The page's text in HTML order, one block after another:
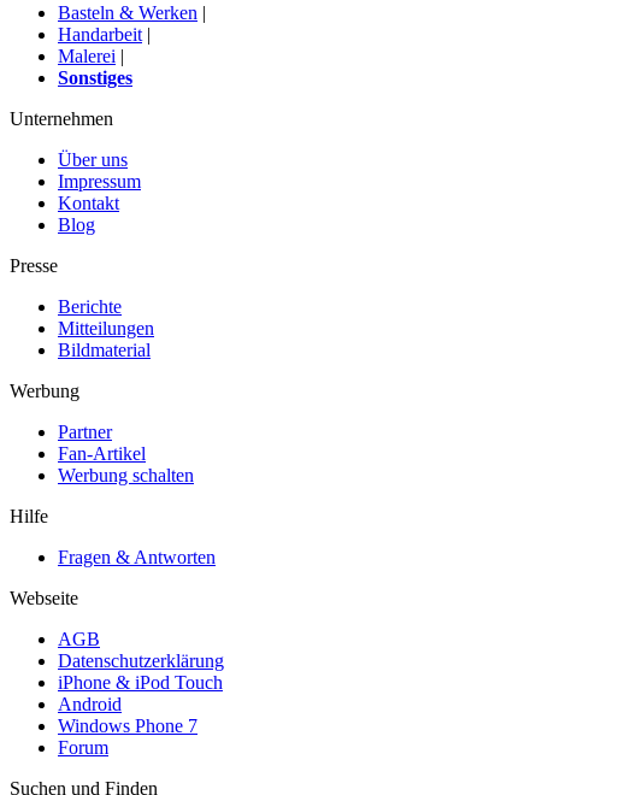
Basteln & Werken |
Handarbeit |
Malerei |
Sonstiges
Unternehmen
Über uns
Impressum
Kontakt
Blog
Presse
Berichte
Mitteilungen
Bildmaterial
Werbung
Partner
Fan-Artikel
Werbung schalten
Hilfe
Fragen & Antworten
Webseite
AGB
Datenschutzerklärung
iPhone & iPod Touch
Android
Windows Phone 7
Forum
Suchen und Finden